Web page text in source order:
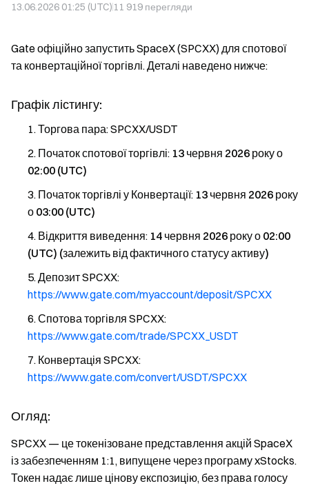
13.06.2026 01:25 (UTC) 11 919 перегляди
Gate офіційно запустить SpaceX (SPCXX) для спотової
та конвертаційної торгівлі. Деталі наведено нижче:
Графік лістингу:
Торгова пара: SPCXX/USDT
Початок спотової торгівлі: 13 червня 2026 року о
02:00 (UTC)
Початок торгівлі у Конвертації: 13 червня 2026 року
о 03:00 (UTC)
Відкриття виведення: 14 червня 2026 року о 02:00
(UTC) (залежить від фактичного статусу активу)
Депозит SPCXX:
https://www.gate.com/myaccount/deposit/SPCXX
Спотова торгівля SPCXX:
https://www.gate.com/trade/SPCXX_USDT
Конвертація SPCXX:
https://www.gate.com/convert/USDT/SPCXX
Огляд:
SPCXX — це токенізоване представлення акцій SpaceX
із забезпеченням 1:1, випущене через програму xStocks.
Токен надає лише цінову експозицію, без права голосу